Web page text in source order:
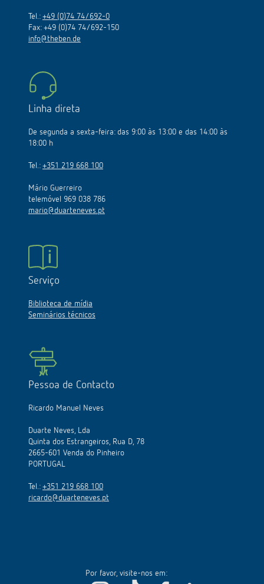
Tel.: +49 (0)74 74/692-0
Fax: +49 (0)74 74/692-150
info@theben.de
Linha direta
De segunda a sexta-feira: das 9:00 às 13:00 e das 14:00 às
18:00 h
Tel.: +351 219 668 100
Mário Guerreiro
telemóvel 969 038 786
mario@duarteneves.pt
Serviço
Biblioteca de mídia
Seminários técnicos
Pessoa de Contacto
Ricardo Manuel Neves
Duarte Neves, Lda
Quinta dos Estrangeiros, Rua D, 78
2665-601 Venda do Pinheiro
PORTUGAL
Tel.: +351 219 668 100
ricardo@duarteneves.pt
Por favor, visite-nos em: